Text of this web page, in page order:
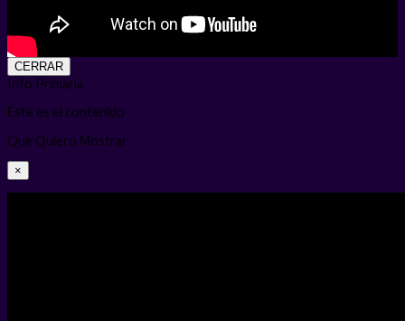
CERRAR
Info Primaria
Este es el contenido
Que Quiero Mostrar
×